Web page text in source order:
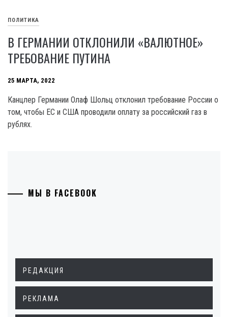
ПОЛИТИКА
В ГЕРМАНИИ ОТКЛОНИЛИ «ВАЛЮТНОЕ»
ТРЕБОВАНИЕ ПУТИНА
25 МАРТА, 2022
Канцлер Германии Олаф Шольц отклонил требование России о
том, чтобы ЕС и США проводили оплату за российский газ в
рублях.
МЫ В FACEBOOK
РЕДАКЦИЯ
РЕКЛАМА